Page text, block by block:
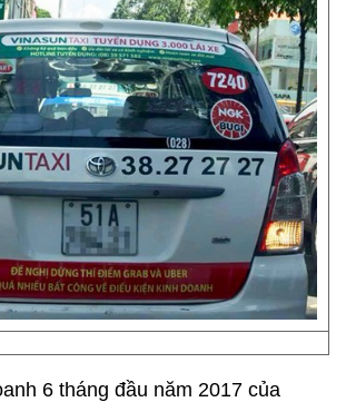
6 tháng đầu năm 2017 của